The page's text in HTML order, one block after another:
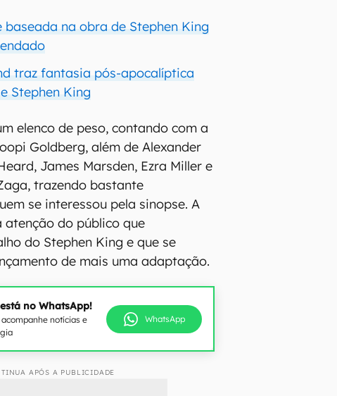
baseada na obra de Stephen King
traz fantasia pós-apocalíptica
Stephen King
elenco de peso, contando com a
Goldberg, além de Alexander
James Marsden, Ezra Miller e
trazendo bastante
se interessou pela sinopse. A
do público que
do Stephen King e que se
de mais uma adaptação.
no WhatsApp!
notícias e
WhatsApp
APÓS A PUBLICIDADE